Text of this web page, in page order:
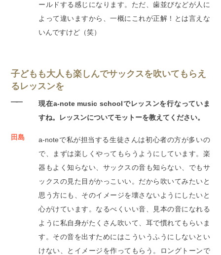
ールドする感じになります。ただ、歯並びなどが人に
よって違いますから、一概にこれが正解！とは言えな
いんですけど（笑）
子どもも大人も楽しんでサックスを吹いてもらえ
るレッスンを
――
現在a-note music schoolでレッスンを行なっていま
すね。レッスンについてモットーを教えてください。
田島
a-noteで私が担当する生徒さんは初心者の方が多いの
で、まずは楽しくやってもらうようにしています。楽
器もよく知らない、サックスの音も知らない、でもサ
ックスの見た目がかっこいい。だから吹いてみたいと
思う方にも、そのイメージを壊さないようにしたいと
心がけています。なるべくいい音、見本の音になれる
ように私自身がたくさん吹いて、耳で慣れてもらいま
す。その音を出すためにはこういうふうにしないとい
けない、とイメージを作ってもらう。ロングトーンで